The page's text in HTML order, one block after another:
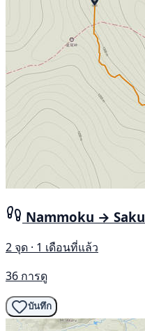
Nammoku → Saku
2 จุด · 1 เดือนที่แล้ว
36 การดู
บันทึก